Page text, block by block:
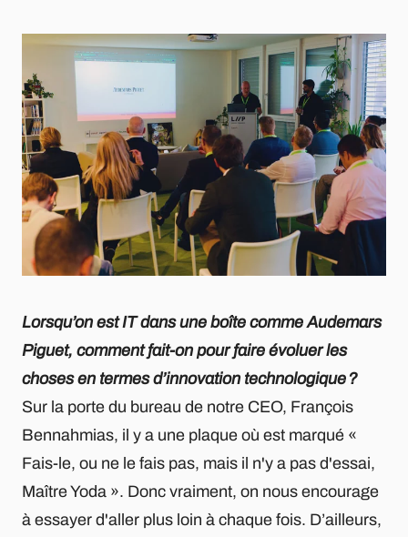
Lorsqu’on est IT dans une boîte comme Audemars
Piguet, comment fait-on pour faire évoluer les
choses en termes d’innovation technologique ?
Sur la porte du bureau de notre CEO, François
Bennahmias, il y a une plaque où est marqué «
Fais-le, ou ne le fais pas, mais il n'y a pas d'essai,
Maître Yoda ». Donc vraiment, on nous encourage
à essayer d'aller plus loin à chaque fois. D’ailleurs,